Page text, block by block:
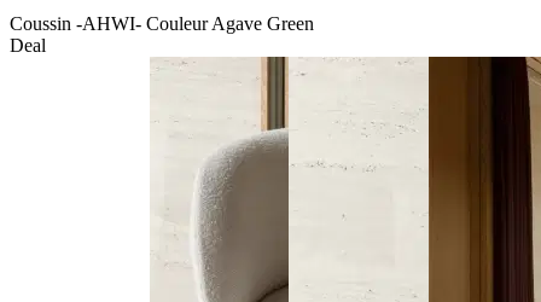
Coussin -AHWI- Couleur Agave Green
Deal